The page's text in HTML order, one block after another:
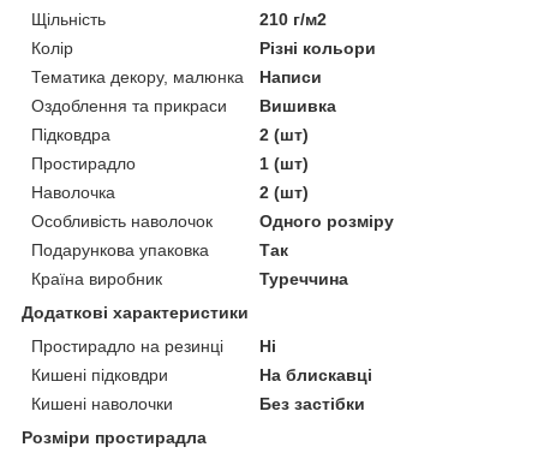
Щільність
210 г/м2
Колір
Різні кольори
Тематика декору, малюнка
Написи
Оздоблення та прикраси
Вишивка
Підковдра
2 (шт)
Простирадло
1 (шт)
Наволочка
2 (шт)
Особливість наволочок
Одного розміру
Подарункова упаковка
Так
Країна виробник
Туреччина
Додаткові характеристики
Простирадло на резинці
Ні
Кишені підковдри
На блискавці
Кишені наволочки
Без застібки
Розміри простирадла